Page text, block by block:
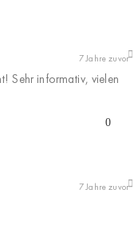
7 Jahre zuvor
Sehr informativ, vielen
0
7 Jahre zuvor